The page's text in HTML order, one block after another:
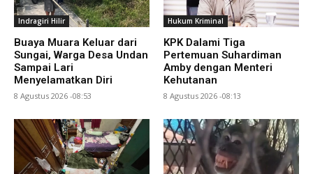
Indragiri Hilir
Buaya Muara Keluar dari
Sungai, Warga Desa Undan
Sampai Lari
Menyelamatkan Diri
8 Agustus 2026 -08:53
Hukum Kriminal
KPK Dalami Tiga
Pertemuan Suhardiman
Amby dengan Menteri
Kehutanan
8 Agustus 2026 -08:13